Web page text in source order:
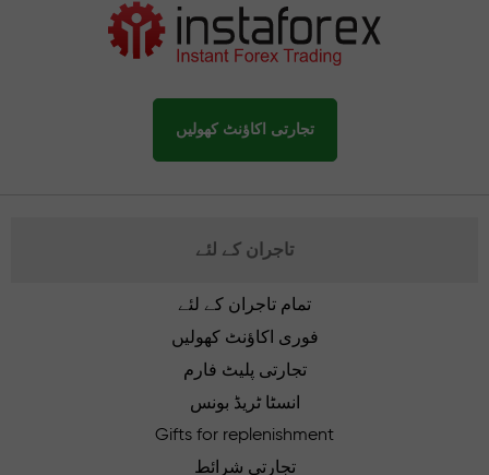
تجارتی اکاؤنٹ کھولیں
تاجران کے لئے
تمام تاجران کے لئے
فوری اکاؤنٹ کھولیں
تجارتی پلیٹ فارم
انسٹا ٹریڈ بونس
Gifts for replenishment
تجارتی شرائط